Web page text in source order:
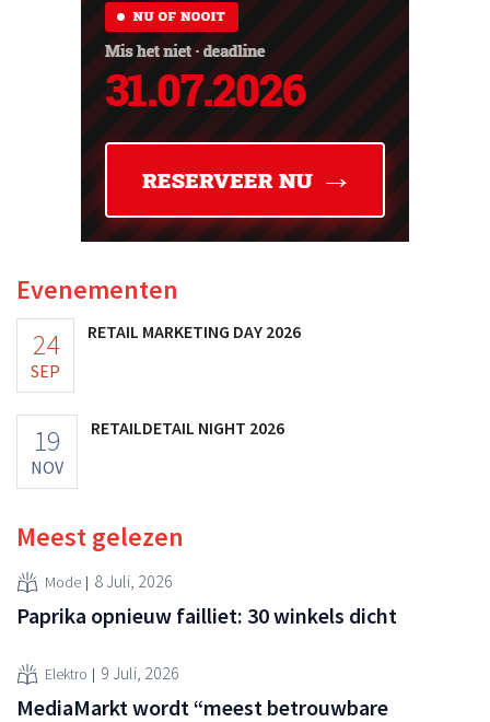
Evenementen
24
SEP
RETAIL MARKETING DAY 2026
19
NOV
RETAILDETAIL NIGHT 2026
Meest gelezen
Mode 8 Juli, 2026
Paprika opnieuw failliet: 30 winkels dicht
Elektro 9 Juli, 2026
MediaMarkt wordt “meest betrouwbare